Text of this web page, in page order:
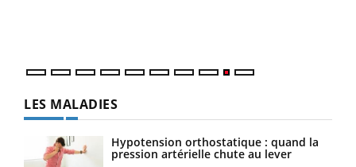
LES MALADIES
Hypotension orthostatique : quand la
pression artérielle chute au lever